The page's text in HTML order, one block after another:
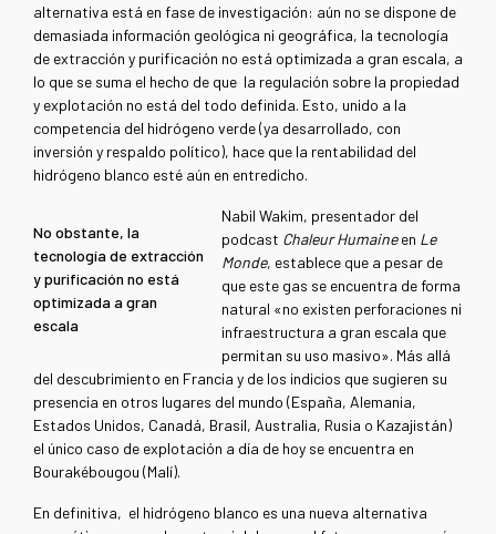
alternativa está en fase de investigación: aún no se dispone de
demasiada información geológica ni geográfica, la tecnología
de extracción y purificación no está optimizada a gran escala, a
lo que se suma el hecho de que la regulación sobre la propiedad
y explotación no está del todo definida. Esto, unido a la
competencia del hidrógeno verde (ya desarrollado, con
inversión y respaldo político), hace que la rentabilidad del
hidrógeno blanco esté aún en entredicho.
No obstante, la
tecnología de extracción
y purificación no está
optimizada a gran
escala
Nabil Wakim, presentador del
podcast Chaleur Humaineen Le
Monde, establece que a pesar de
que este gas se encuentra de forma
natural «no existen perforaciones ni
infraestructura a gran escala que
permitan su uso masivo». Más allá
del descubrimiento en Francia y de los indicios que sugieren su
presencia en otros lugares del mundo (España, Alemania,
Estados Unidos, Canadá, Brasil, Australia, Rusia o Kazajistán)
el único caso de explotación a día de hoy se encuentra en
Bourakébougou (Malí).
En definitiva, el hidrógeno blanco es una nueva alternativa